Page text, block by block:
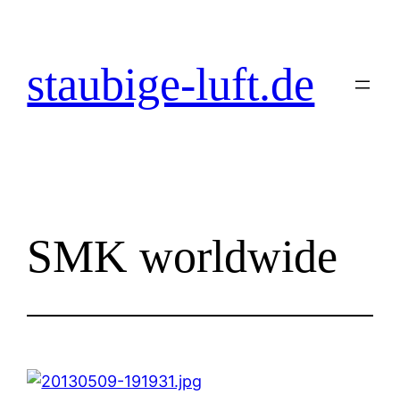
staubige-luft.de
SMK worldwide